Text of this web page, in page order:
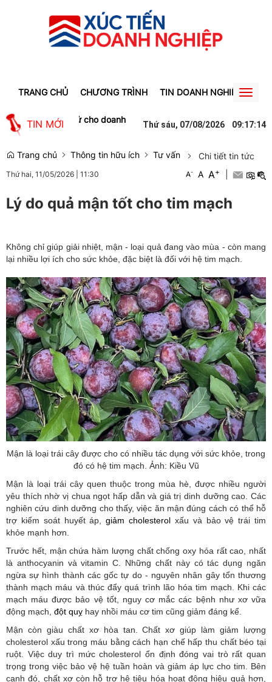
TRANG CHỦ CHƯƠNG TRÌNH TIN DOANH NGHIỆP Toggle
TIN MỚI
mại điện tử cho doanh nghiệp Giá bạc tháng 7 suy giảm,
Thứ sáu, 07/08/2026 09:17:14
Trang chủ Thông tin hữu ích Tư vấn Chi tiết tin tức
Thứ hai, 11/05/2026 11:30 A- A A+
Lý do quả mận tốt cho tim mạch
Không chỉ giúp giải nhiệt, mận - loại quả đang vào mùa - còn mang
lại nhiều lợi ích cho sức khỏe, đặc biệt là đối với hệ tim mạch.
Mận là loại trái cây được cho có nhiều tác dụng với sức khỏe, trong
đó có hệ tim mạch. Ảnh: Kiều Vũ
Mận là loại trái cây quen thuộc trong mùa hè, được nhiều người
yêu thích nhờ vị chua ngọt hấp dẫn và giá trị dinh dưỡng cao. Các
nghiên cứu dinh dưỡng cho thấy, việc ăn mận đúng cách có thể hỗ
trợ kiểm soát huyết áp,giảm cholesterol xấu và bảo vệ trái tim
khỏe mạnh hơn.
Trước hết, mận chứa hàm lượng chất chống oxy hóa rất cao, nhất
là anthocyanin và vitamin C. Những chất này có tác dụng ngăn
ngừa sự hình thành các gốc tự do - nguyên nhân gây tổn thương
thành mạch máu và thúc đẩy quá trình lão hóa tim mạch. Khi các
mạch máu được bảo vệ tốt, nguy cơ mắc các bệnh như xơ vữa
động mạch, đột quỵ hay nhồi máu cơ tim cũng giảm đáng kể.
Mận còn giàu chất xơ hòa tan. Chất xơ giúp làm giảm lượng
cholesterol xấu trong máu bằng cách hạn chế hấp thu chất béo tại
ruột. Việc duy trì mức cholesterol ổn định đóng vai trò rất quan
trọng trong việc bảo vệ hệ tuần hoàn và giảm áp lực cho tim. Bên
cạnh đó, chất xơ còn hỗ trợ hệ tiêu hóa hoạt động hiệu quả hơn,